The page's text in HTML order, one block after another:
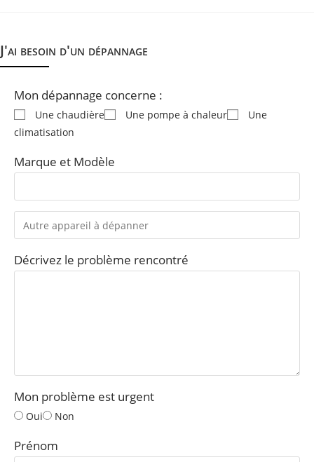
J'ai besoin d'un dépannage
Mon dépannage concerne :
Une chaudière Une pompe à chaleur
Une
climatisation
Marque et Modèle
Décrivez le problème rencontré
Mon problème est urgent
Oui Non
Prénom